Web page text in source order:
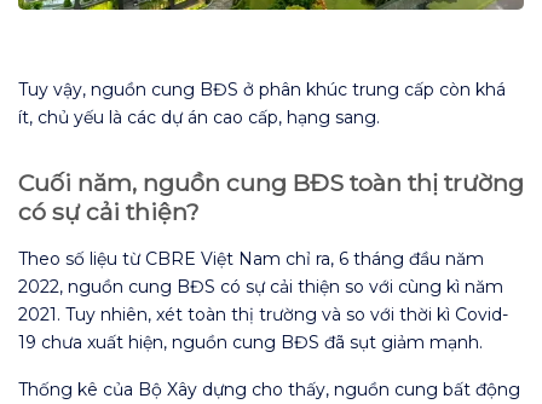
Tuy vậy, nguồn cung BĐS ở phân khúc trung cấp còn khá
ít, chủ yếu là các dự án cao cấp, hạng sang.
Cuối năm, nguồn cung BĐS toàn thị trường
có sự cải thiện?
Theo số liệu từ CBRE Việt Nam chỉ ra, 6 tháng đầu năm
2022, nguồn cung BĐS có sự cải thiện so với cùng kì năm
2021. Tuy nhiên, xét toàn thị trường và so với thời kì Covid-
19 chưa xuất hiện, nguồn cung BĐS đã sụt giảm mạnh.
Thống kê của Bộ Xây dựng cho thấy, nguồn cung bất động